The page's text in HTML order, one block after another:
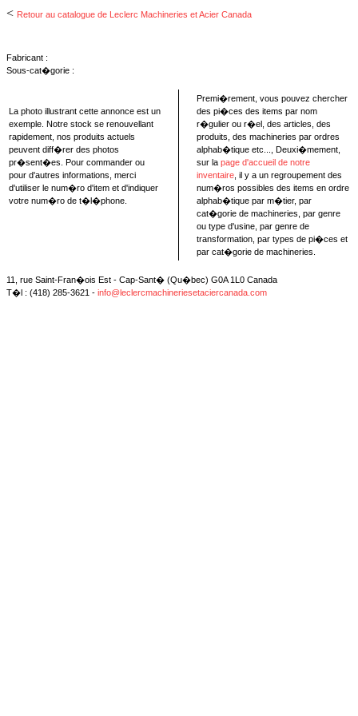
< Retour au catalogue de Leclerc Machineries et Acier Canada
Fabricant :
Sous-cat�gorie :
La photo illustrant cette annonce est un
exemple. Notre stock se renouvellant
rapidement, nos produits actuels
peuvent diff�rer des photos
pr�sent�es. Pour commander ou
pour d'autres informations, merci
d'utiliser le num�ro d'item et d'indiquer
votre num�ro de t�l�phone.
Premi�rement, vous pouvez chercher
des pi�ces des items par nom
r�gulier ou r�el, des articles, des
produits, des machineries par ordres
alphab�tique etc..., Deuxi�mement,
sur la page d'accueil de notre
inventaire , il y a un regroupement des
num�ros possibles des items en ordre
alphab�tique par m�tier, par
cat�gorie de machineries, par genre
ou type d'usine, par genre de
transformation, par types de pi�ces et
par cat�gorie de machineries.
11, rue Saint-Fran�ois Est - Cap-Sant� (Qu�bec) G0A 1L0 Canada
T�l : (418) 285-3621 - info@leclercmachineriesetaciercanada.com